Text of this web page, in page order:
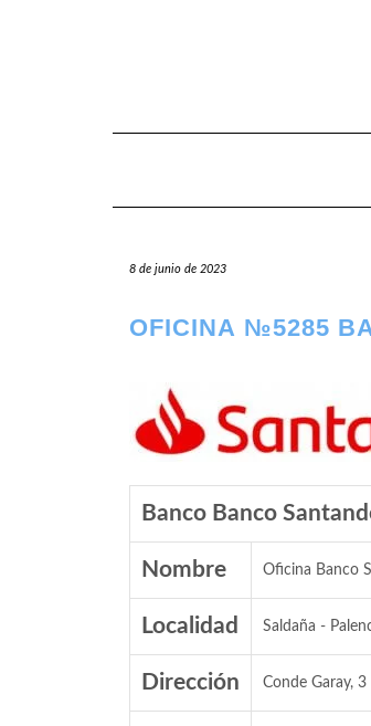
8 de junio de 2023
OFICINA №5285
Banco Banco
Nombre Oficina Banco
Localidad Saldaña -
Dirección Conde Garay, 3